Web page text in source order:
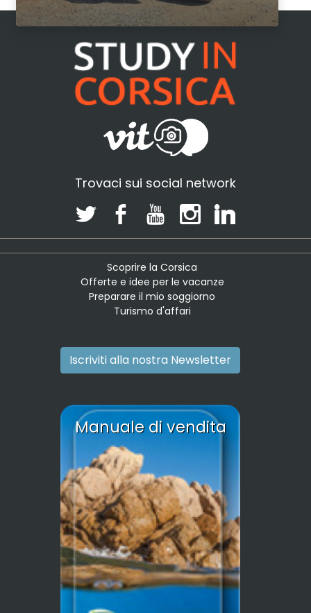
Trovaci sui social network
Scoprire la Corsica
Offerte e idee per le vacanze
Preparare il mio soggiorno
Turismo d'affari
Iscriviti alla nostra Newsletter
Manuale di vendita